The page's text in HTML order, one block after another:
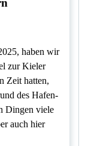
haben wir
zur Kieler
Zeit hatten,
des Hafen-
Dingen viele
auch hier